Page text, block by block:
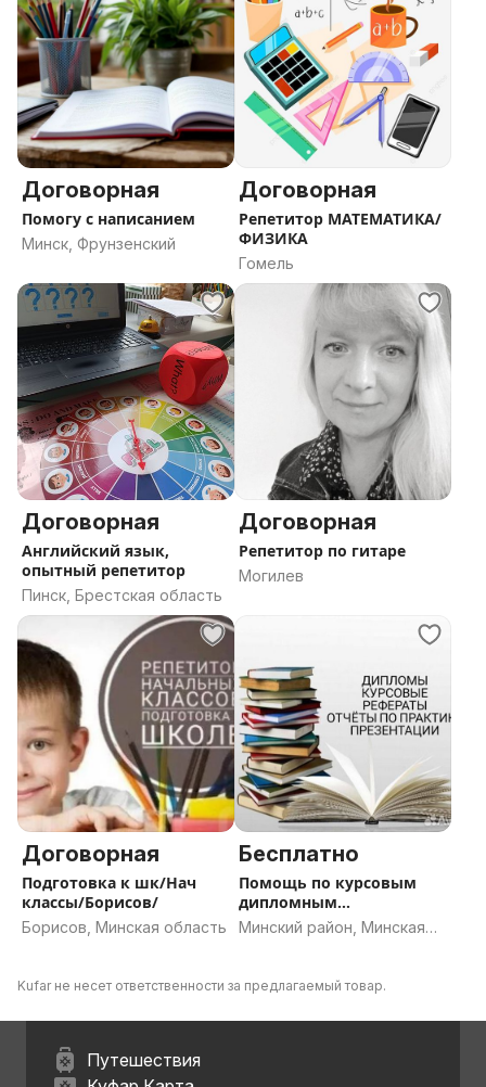
Договорная
Помогу с написанием
Минск, Фрунзенский
Договорная
Репетитор МАТЕМАТИКА/
ФИЗИКА
Гомель
Договорная
Английский язык,
опытный репетитор
Пинск, Брестская область
Договорная
Репетитор по гитаре
Могилев
Договорная
Подготовка к шк/Нач
классы/Борисов/
Борисов, Минская область
Бесплатно
Помощь по курсовым
дипломным
контрольным отчёта
Минский район, Минская
Kufar не несет ответственности за предлагаемый товар.
Путешествия